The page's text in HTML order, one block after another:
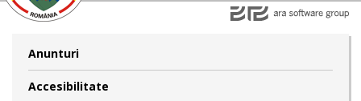
Anunturi
Accesibilitate